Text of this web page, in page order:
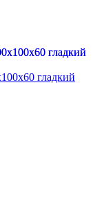
гладкий